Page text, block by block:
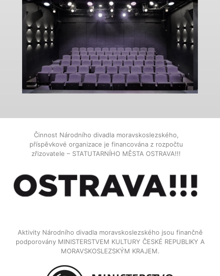
Činnost Národního divadla moravskoslezského,
příspěvkové organizace je financována z rozpočtu
zřizovatele – STATUTARNÍHO MĚSTA OSTRAVA!!!
Aktivity Národního divadla moravskoslezského jsou finančně
podporovány MINISTERSTVEM KULTURY ČESKÉ REPUBLIKY A
MORAVSKOSLEZSKÝM KRAJEM.